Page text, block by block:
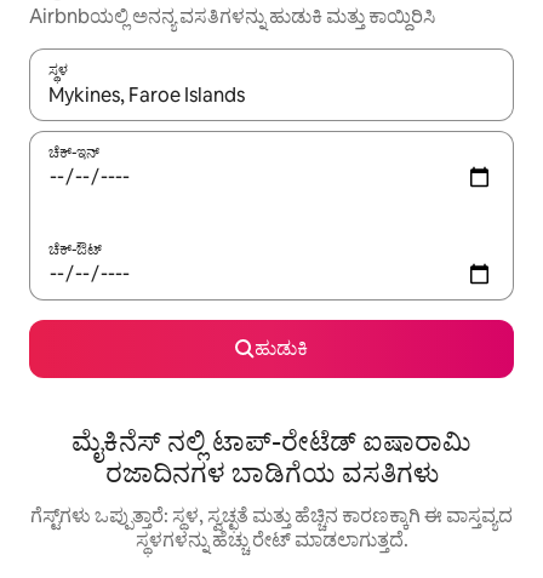
Airbnbಯಲ್ಲಿ ಅನನ್ಯ ವಸತಿಗಳನ್ನು ಹುಡುಕಿ ಮತ್ತು ಕಾಯ್ದಿರಿಸಿ
ಸ್ಥಳ
ಫಲಿತಾಂಶಗಳು ಲಭ್ಯವಿರುವಾಗ, ಅಪ್ ಮತ್ತು ಡೌನ್ ಬಾಣದ ಕೀಲಿಗಳೊಂದಿಗೆ
ಚೆಕ್-ಇನ್
ಚೆಕ್-ಔಟ್
ಹುಡುಕಿ
ಮೈಕಿನೆಸ್ ನಲ್ಲಿ ಟಾಪ್-ರೇಟೆಡ್ ಐಷಾರಾಮಿ
ರಜಾದಿನಗಳ ಬಾಡಿಗೆಯ ವಸತಿಗಳು
ಗೆಸ್ಟ್‌ಗಳು ಒಪ್ಪುತ್ತಾರೆ: ಸ್ಥಳ, ಸ್ವಚ್ಛತೆ ಮತ್ತು ಹೆಚ್ಚಿನ ಕಾರಣಕ್ಕಾಗಿ ಈ ವಾಸ್ತವ್ಯದ
ಸ್ಥಳಗಳನ್ನು ಹೆಚ್ಚು ರೇಟ್ ಮಾಡಲಾಗುತ್ತದೆ.